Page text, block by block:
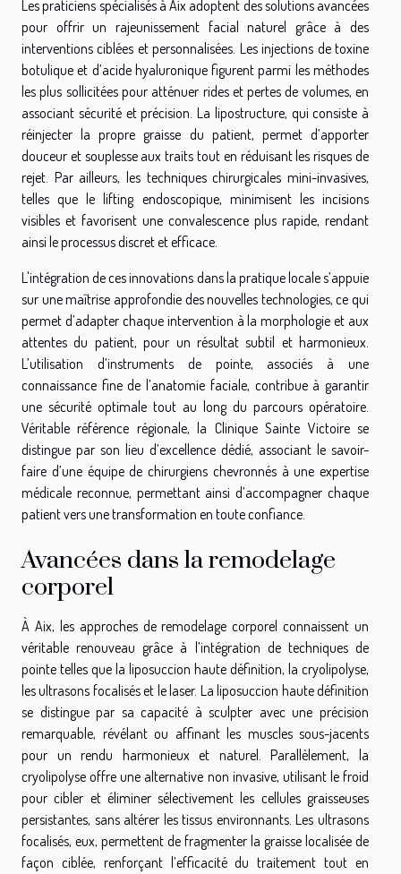
Les praticiens spécialisés à Aix adoptent des solutions avancées
pour offrir un rajeunissement facial naturel grâce à des
interventions ciblées et personnalisées. Les injections de toxine
botulique et d’acide hyaluronique figurent parmi les méthodes
les plus sollicitées pour atténuer rides et pertes de volumes, en
associant sécurité et précision. La lipostructure, qui consiste à
réinjecter la propre graisse du patient, permet d’apporter
douceur et souplesse aux traits tout en réduisant les risques de
rejet. Par ailleurs, les techniques chirurgicales mini-invasives,
telles que le lifting endoscopique, minimisent les incisions
visibles et favorisent une convalescence plus rapide, rendant
ainsi le processus discret et efficace.
L'intégration de ces innovations dans la pratique locale s’appuie
sur une maîtrise approfondie des nouvelles technologies, ce qui
permet d’adapter chaque intervention à la morphologie et aux
attentes du patient, pour un résultat subtil et harmonieux.
L’utilisation d’instruments de pointe, associés à une
connaissance fine de l’anatomie faciale, contribue à garantir
une sécurité optimale tout au long du parcours opératoire.
Véritable référence régionale, la Clinique Sainte Victoire se
distingue par son lieu d’excellence dédié, associant le savoir-
faire d’une équipe de chirurgiens chevronnés à une expertise
médicale reconnue, permettant ainsi d’accompagner chaque
patient vers une transformation en toute confiance.
Avancées dans la remodelage
corporel
À Aix, les approches de remodelage corporel connaissent un
véritable renouveau grâce à l’intégration de techniques de
pointe telles que la liposuccion haute définition, la cryolipolyse,
les ultrasons focalisés et le laser. La liposuccion haute définition
se distingue par sa capacité à sculpter avec une précision
remarquable, révélant ou affinant les muscles sous-jacents
pour un rendu harmonieux et naturel. Parallèlement, la
cryolipolyse offre une alternative non invasive, utilisant le froid
pour cibler et éliminer sélectivement les cellules graisseuses
persistantes, sans altérer les tissus environnants. Les ultrasons
focalisés, eux, permettent de fragmenter la graisse localisée de
façon ciblée, renforçant l’efficacité du traitement tout en